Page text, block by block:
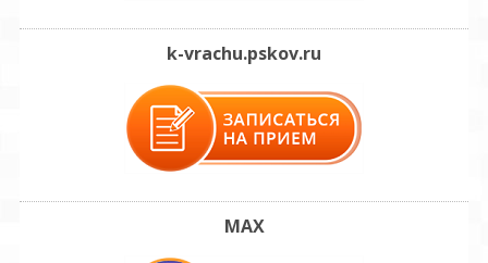
k-vrachu.pskov.ru
MAX